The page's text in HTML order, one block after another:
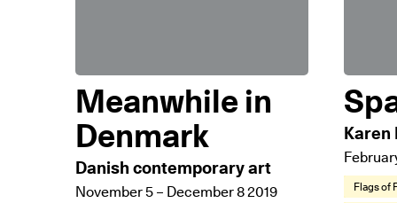
Meanwhile in
Denmark
Danish contemporary art
November 5 – December 8 2019
Karen
Flags of